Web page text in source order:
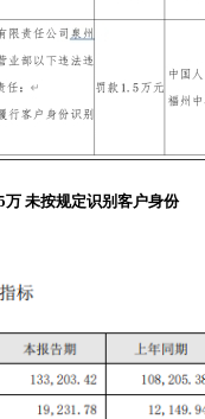
未按规定识别客户身份